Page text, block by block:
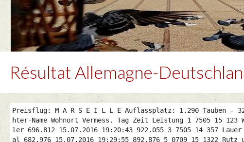
Résultat Allemagne-
Preisflug: M A R S E I L L E Auflassplatz: 1.290 Tauben - 323 Preise nat. Auflass: 15.07.2016 Auflasszeit: 06:45 Anzahl gemeldeter Tauben: 397 Preis Ring-Nr. Züchter-Name Wohnort Vermess. Tag Zeit Leistung 1 7505 15 123 W Lauer u. Söhne Althornbach 687.830 15.07.2016 19:03:00 932.019 2 050 13 366 Maurer L.u.D.u.P. Maßweiler 696.812 15.07.2016 19:20:43 922.055 3 7505 14 357 Lauer u. Söhne Althornbach 687.830 15.07.2016 19:27:04 902.585 4 8106 10 982 W Koers Karl-Heinz Mandelbachtal 682.976 15.07.2016 19:29:55 892.876 5 0709 15 1322 Rutz u. Söhne SGM Blieskastel 683.023 15.07.2016 19:34:00 888.196 6 7883 14 552 Pfeifer Kurt Kleinsteinhausen 688.633 15.07.2016 19:45:36 882.184 7 1012 13 167 Stollenwerk Hubert Eschweiler 860.674 16.07.2016 05:29:00 881.838 8 8228 14 422 W Zoller SG Zweibrücken 693.614 15.07.2016 19:52:23 880.910 9 1186 14 446 Emser Wolfgang Homburg-Saar 702.741 15.07.2016 20:03:05 880.536 10 8228 14 416 W Zoller SG Zweibrücken 693.614 15.07.2016 19:54:11 878.901 11 7505 15 216 Lauer u. Söhne Althornbach 687.830 15.07.2016 19:52:06 873.879 12 4900 12 801 Kipp und Söhne Althornbach 687.693 15.07.2016 19:52:40 873.076 13 4900 15 721 W Kipp und Söhne Althornbach 687.693 15.07.2016 19:52:55 872.799 14 0709 14 268 Thomann +Spitzbarth Walsheim 680.990 15.07.2016 19:46:57 870.887 15 4900 14 241 Kipp und Söhne Althornbach 687.693 15.07.2016 19:57:34 867.678 16 5286 15 597 W Stach H.S.Team Bruchmühlbach 708.860 15.07.2016 20:25:36 863.831 17 1186 15 818 W Wolf Dietmar + Zoe Brücken 712.294 15.07.2016 20:31:00 862.341 18 5286 15 204 Leßmeister Lothar Hütschenhausen 713.350 15.07.2016 20:35:35 858.854 19 7893 14 3 Donate Manfred Merzig 706.781 15.07.2016 20:28:00 858.786 20 5286 15 256 Leßmeister Lothar Hütschenhausen 713.350 15.07.2016 20:36:15 858.165 21 7280 14 1020 Groh Eric+Albert Trulben 682.928 15.07.2016 20:00:54 858.058 22 0709 15 1319 W Rutz u. Söhne SGM Blieskastel 683.023 15.07.2016 20:08:03 850.536 23 8228 15 784 W Herbots + Heller Zweibrücken 698.899 15.07.2016 20:27:28 849.760 24 4900 12 897 Kipp und Söhne Althornbach 687.693 15.07.2016 20:17:06 846.808 25 0709 14 93 Rutz u. Söhne SGM Blieskastel 683.023 15.07.2016 20:14:43 843.533 26 8106 15 990 Koers Karl-Heinz Mandelbachtal 682.976 15.07.2016 20:15:24 842.764 27 5292 15 184 W Kropfinger Erwin Burrweiler 703.553 15.07.2016 20:50:00 832.607 28 8228 15 902 W Herbots + Heller Zweibrücken 698.899 15.07.2016 20:47:13 829.833 29 7505 15 202 Lauer u. Söhne Althornbach 687.830 15.07.2016 20:37:29 826.239 30 1379 14 787 Emmerich Ernst Saarburg 724.754 15.07.2016